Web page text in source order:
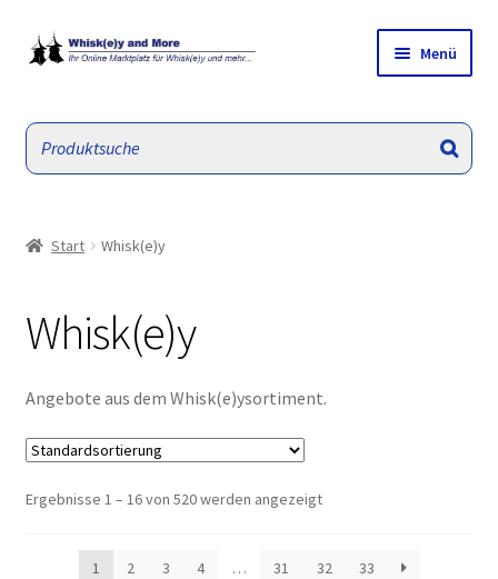
Zur
Navigation
Zum
Inhalt
Menü
Empfehlungen/ Angebote
Mein Konto
Start Whisk(e)y
Whisk(e)y
Angebote aus dem Whisk(e)ysortiment.
Ergebnisse 1 – 16 von 520 werden angezeigt
1 2 3 4 … 31 32 33